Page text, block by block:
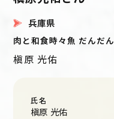
兵庫県
肉と和食時々魚 だんだん
槇原 光佑
氏名
槇原 光佑